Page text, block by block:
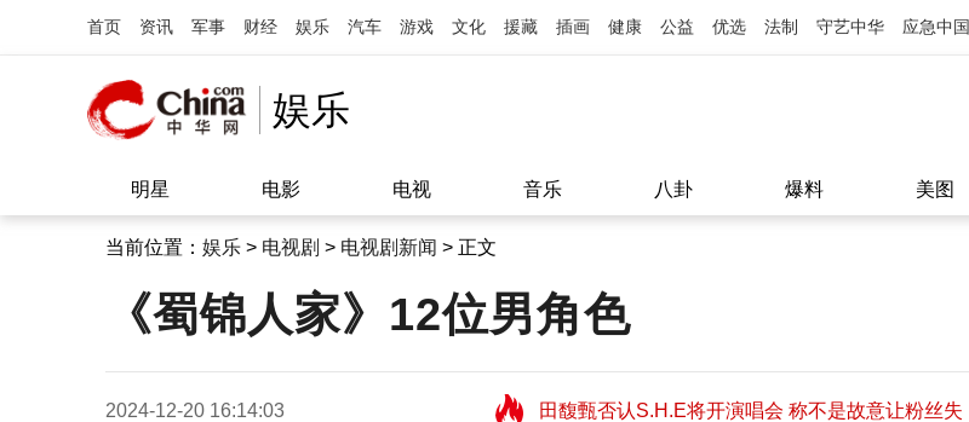
首页 资讯 军事 财经 娱乐 汽车 游戏 文化 援藏 插画 健康 公益 优选 法制 守艺中华 应急中国
娱乐
明星 电影 电视 音乐 八卦 爆料 美图
当前位置： 娱乐 > 电视剧 > 电视剧新闻 > 正文
《蜀锦人家》12位男角色
2024-12-20 16:14:03
田馥甄否认S.H.E将开演唱会 称不是故意让粉丝失